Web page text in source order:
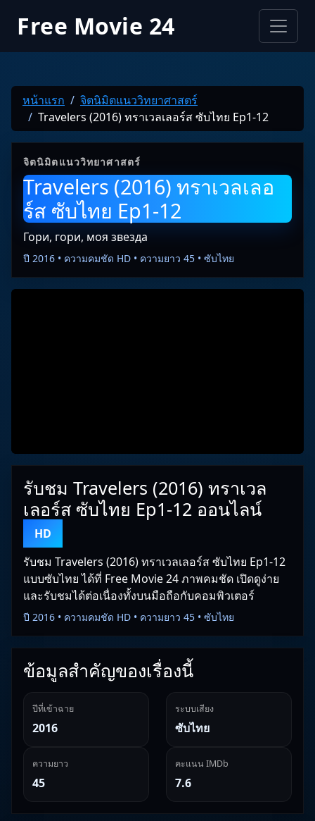
Free Movie 24
หน้าแรก
จิตนิมิตแนววิทยาศาสตร์
Travelers (2016) ทราเวลเลอร์ส ซับไทย Ep1-12
จิตนิมิตแนววิทยาศาสตร์
Travelers (2016) ทราเวลเลอ
ร์ส ซับไทย Ep1-12
Гори, гори, моя звезда
ปี 2016 • ความคมชัด HD • ความยาว 45 • ซับไทย
รับชม Travelers (2016) ทราเวล
เลอร์ส ซับไทย Ep1-12 ออนไลน์
HD
รับชม Travelers (2016) ทราเวลเลอร์ส ซับไทย Ep1-12
แบบซับไทย ได้ที่ Free Movie 24 ภาพคมชัด เปิดดูง่าย
และรับชมได้ต่อเนื่องทั้งบนมือถือกับคอมพิวเตอร์
ปี 2016 • ความคมชัด HD • ความยาว 45 • ซับไทย
ข้อมูลสำคัญของเรื่องนี้
ปีที่เข้าฉาย
2016
ระบบเสียง
ซับไทย
ความยาว
45
คะแนน IMDb
7.6